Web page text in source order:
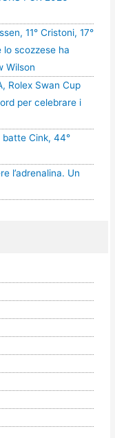
11° Cristoni, 17°
lo scozzese ha
Wilson
Rolex Swan Cup
per celebrare i
batte Cink, 44°
l’adrenalina. Un